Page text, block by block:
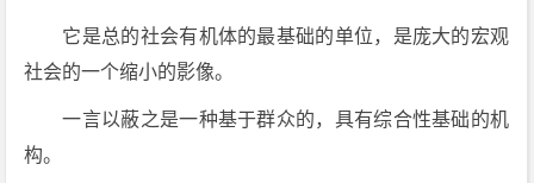
它是总的社会有机体的最基础的单位，是庞大的宏观
社会的一个缩小的影像。
一言以蔽之是一种基于群众的，具有综合性基础的机
构。